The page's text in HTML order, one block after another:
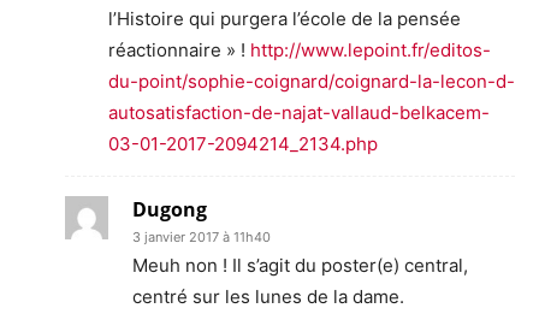
l’Histoire qui purgera l’école de la pensée
réactionnaire » ! http://www.lepoint.fr/editos-
du-point/sophie-coignard/coignard-la-lecon-d-
autosatisfaction-de-najat-vallaud-belkacem-
03-01-2017-2094214_2134.php
Dugong
3 janvier 2017 à 11h40
Meuh non ! Il s’agit du poster(e) central,
centré sur les lunes de la dame.